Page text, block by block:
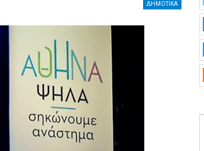
ΔΗΜΟΤΙΚΑ